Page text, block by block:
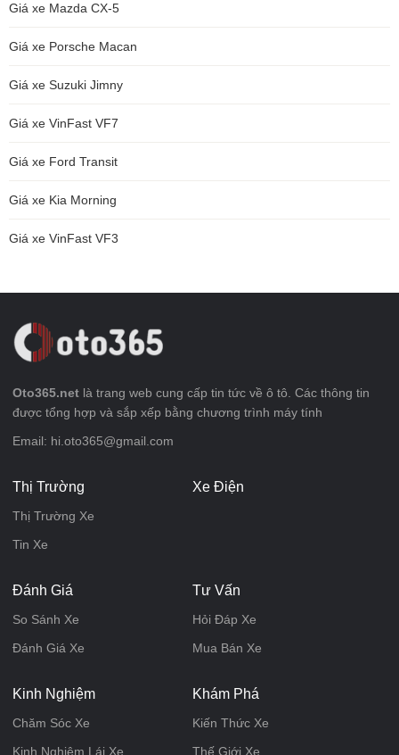
Giá xe Mazda CX-5
Giá xe Porsche Macan
Giá xe Suzuki Jimny
Giá xe VinFast VF7
Giá xe Ford Transit
Giá xe Kia Morning
Giá xe VinFast VF3
Oto365.net là trang web cung cấp tin tức về ô tô. Các thông tin
được tổng hợp và sắp xếp bằng chương trình máy tính
Email: hi.oto365@gmail.com
Thị Trường
Thị Trường Xe
Tin Xe
Xe Điện
Đánh Giá
So Sánh Xe
Đánh Giá Xe
Tư Vấn
Hỏi Đáp Xe
Mua Bán Xe
Kinh Nghiệm
Chăm Sóc Xe
Kinh Nghiệm Lái Xe
Khám Phá
Kiến Thức Xe
Thế Giới Xe